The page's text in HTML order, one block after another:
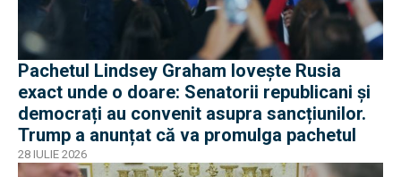
Pachetul Lindsey Graham lovește Rusia
exact unde o doare: Senatorii republicani și
democrați au convenit asupra sancțiunilor.
Trump a anunțat că va promulga pachetul
28 IULIE 2026